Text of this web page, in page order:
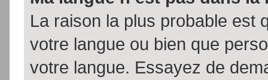
La raison la plus probable est
votre langue ou bien que
votre langue. Essayez de